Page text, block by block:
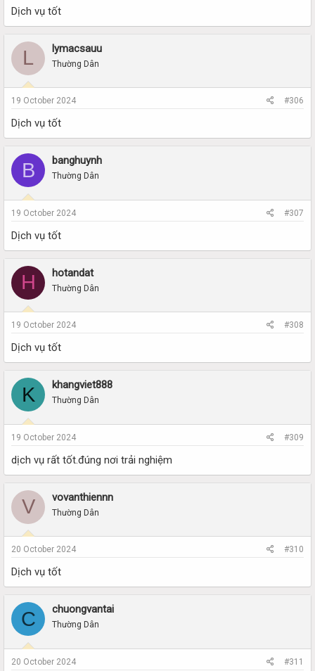
Dịch vụ tốt
L lymacsauu
Thường Dân
19 October 2024 #306
Dịch vụ tốt
B banghuynh
Thường Dân
19 October 2024 #307
Dịch vụ tốt
H hotandat
Thường Dân
19 October 2024 #308
Dịch vụ tốt
K khangviet888
Thường Dân
19 October 2024 #309
dịch vụ rất tốt.đúng nơi trải nghiệm
V vovanthiennn
Thường Dân
20 October 2024 #310
Dịch vụ tốt
C chuongvantai
Thường Dân
20 October 2024 #311